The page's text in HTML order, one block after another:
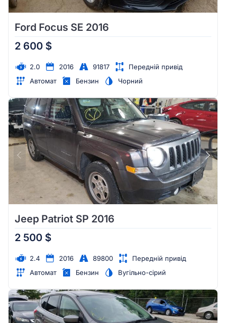
Ford Focus SE 2016
2 600 $
2.0 2016 91817
Передній привід
Автомат
Бензин Чорний
Jeep Patriot SP 2016
2 500 $
2.4 2016 89800
Передній привід
Автомат
Бензин Вугільно-сірий